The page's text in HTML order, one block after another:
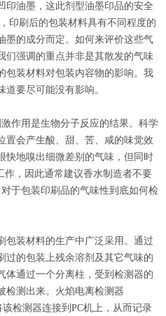
印油墨，这此剂型油墨印品的安全
印刷后的包装材料具有不同程度的
墨的成分而定。如何来评价这些气
们强调的重点并非是其散发的气味
包装材料对包装内容物的影响。我
要尽可能没有影响。
作用是生物分子反应的结果。科学
置会产生酸、甜、苦、咸的味觉效
快地嗅出细微差别的气味，但同时
作，因此通常建议香水制造者不要
于包装印刷品的气味性到底如何检
包装材料的生产中广泛采用。通过
过的包装上残余溶剂及其它气味的
体通过一个分离柱，受到检测器的
检测出来。火焰电离检测器
检测器连接到PC机上，从而记录